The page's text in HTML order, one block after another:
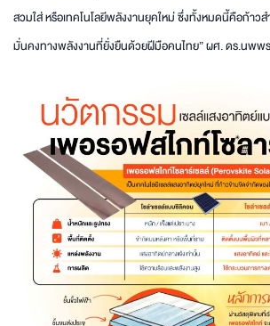
สวมใส่ หรือเทคโนโลยีพลังงานยุคใหม่ ซึ่งทั้งหมดนี้คือก้าว
มั่นคงทางพลังงานที่ยั่งยืนด้วยฝีมือคนไทย” ผศ. ดร.นพพ